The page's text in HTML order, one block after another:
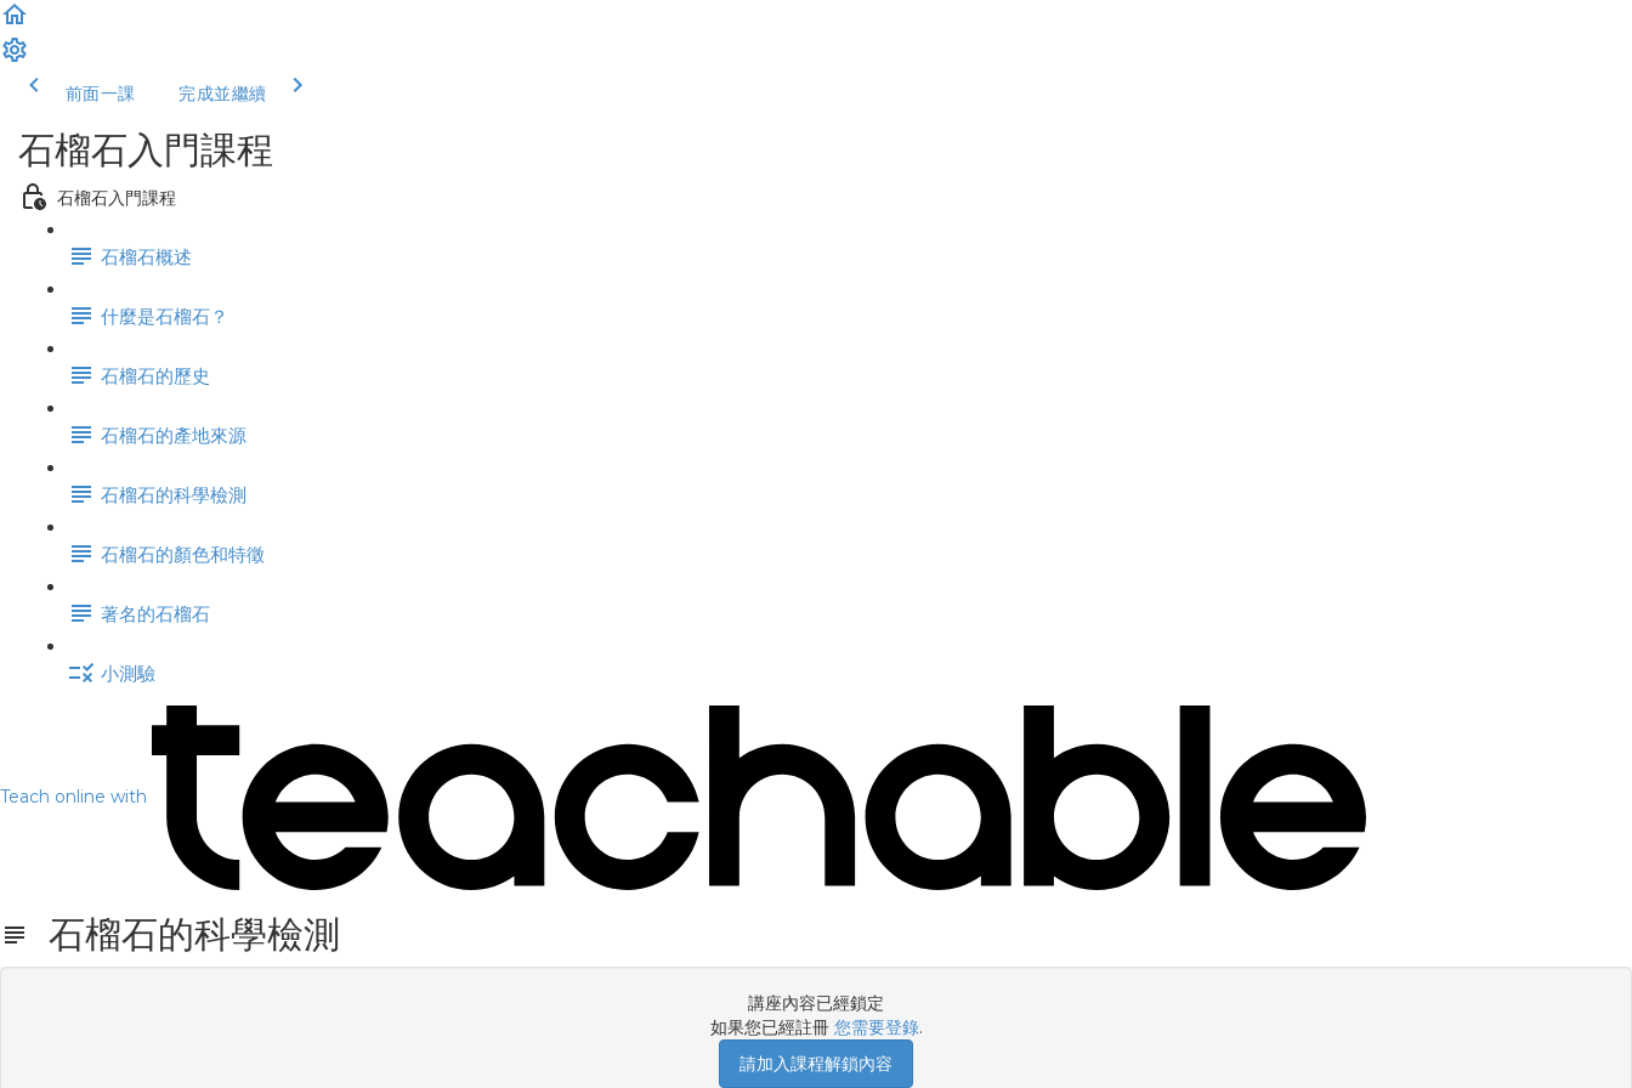
前面一課 完成並繼續
石榴石入門課程
石榴石入門課程
石榴石概述
什麼是石榴石？
石榴石的歷史
石榴石的產地來源
石榴石的科學檢測
石榴石的顏色和特徵
著名的石榴石
小測驗
Teach online with
石榴石的科學檢測
講座內容已經鎖定
如果您已經註冊 您需要登錄.
請加入課程解鎖內容